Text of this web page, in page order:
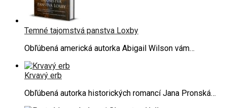
Temné tajomstvá panstva Loxby
Obľúbená americká autorka Abigail Wilson vám…
Krvavý erb
Obľúbená autorka historických romancí Jana Pronská…